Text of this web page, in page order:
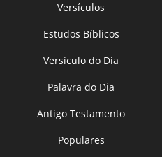
Versículos
Estudos Bíblicos
Versículo do Dia
Palavra do Dia
Antigo Testamento
Populares